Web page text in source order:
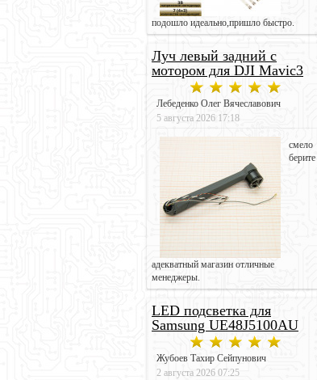
подошло идеально,пришло быстро.
Луч левый задний с
мотором для DJI Mavic3
Лебеденко Олег Вячеславович
5 августа 2026 17:18
смело
берите
адекватный магазин отличные
менеджеры.
LED подсветка для
Samsung UE48J5100AU
Жубоев Тахир Сейпунович
2 августа 2026 07:25